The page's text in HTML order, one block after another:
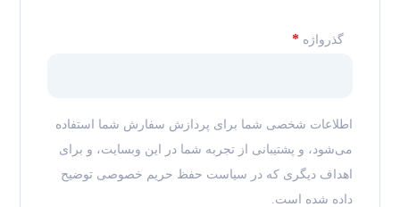
گذرواژه*
اطلاعات شخصی شما برای پردازش سفارش شما استفاده
می‌شود، و پشتیبانی از تجربه شما در این وبسایت، و برای
اهداف دیگری که در سیاست حفظ حریم خصوصی توضیح
داده شده است.